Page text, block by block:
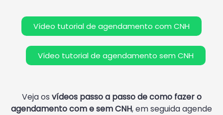
Vídeo tutorial de agendamento com CNH
Vídeo tutorial de agendamento sem CNH
Veja os vídeos passo a passo de como fazer o
agendamento com e sem CNH, em seguida agende